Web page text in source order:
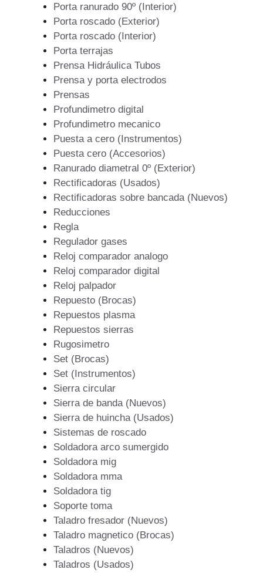
Porta ranurado 90º (Interior)
Porta roscado (Exterior)
Porta roscado (Interior)
Porta terrajas
Prensa Hidráulica Tubos
Prensa y porta electrodos
Prensas
Profundimetro digital
Profundimetro mecanico
Puesta a cero (Instrumentos)
Puesta cero (Accesorios)
Ranurado diametral 0º (Exterior)
Rectificadoras (Usados)
Rectificadoras sobre bancada (Nuevos)
Reducciones
Regla
Regulador gases
Reloj comparador analogo
Reloj comparador digital
Reloj palpador
Repuesto (Brocas)
Repuestos plasma
Repuestos sierras
Rugosimetro
Set (Brocas)
Set (Instrumentos)
Sierra circular
Sierra de banda (Nuevos)
Sierra de huincha (Usados)
Sistemas de roscado
Soldadora arco sumergido
Soldadora mig
Soldadora mma
Soldadora tig
Soporte toma
Taladro fresador (Nuevos)
Taladro magnetico (Brocas)
Taladros (Nuevos)
Taladros (Usados)